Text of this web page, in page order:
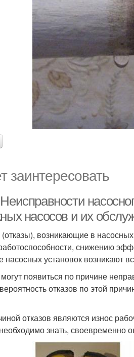
заинтересовать
насосов и их
возникающие в
снижению
насосных установок возникают
появиться по причине
отказов по этой
отказов являются износ
знать, своевременно